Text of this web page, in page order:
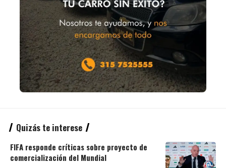
Quizás te interese
FIFA responde críticas sobre proyecto de
comercialización del Mundial